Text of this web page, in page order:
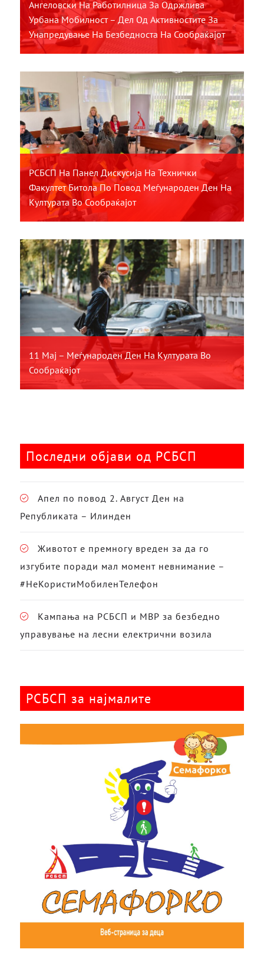
Ангеловски На Работилница За Одржлива
Урбана Мобилност – Дел Од Активностите За
Унапредување На Безбедноста На Сообраќајот
РСБСП На Панел Дискусија На Технички
Факултет Битола По Повод Меѓународен Ден На
Културата Во Сообраќајот
11 Мај – Меѓународен Ден На Културата Во
Сообраќајот
Последни објави од РСБСП
Апел по повод 2. Август Ден на
Републиката – Илинден
Животот е премногу вреден за да го
изгубите поради мал момент невнимание –
#НеКористиМобиленТелефон
Кампања на РСБСП и МВР за безбедно
управување на лесни електрични возила
РСБСП за најмалите